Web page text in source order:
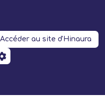
Accéder au site d'Hinaura